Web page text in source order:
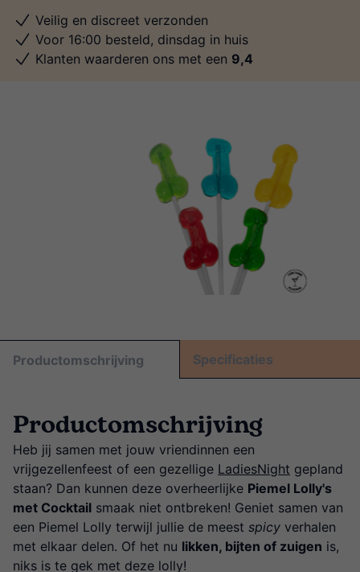
Veilig en discreet verzonden
Voor 16:00 besteld, dinsdag in huis
Klanten waarderen ons met een 9,4
Productomschrijving Specificaties
Productomschrijving
Heb jij samen met jouw vriendinnen een
vrijgezellenfeest of een gezellige LadiesNight gepland
staan? Dan kunnen deze overheerlijke Piemel Lolly's
met Cocktail smaak niet ontbreken! Geniet samen van
een Piemel Lolly terwijl jullie de meest spicy verhalen
met elkaar delen. Of het nu likken, bijten of zuigen is,
niks is te gek met deze lolly!